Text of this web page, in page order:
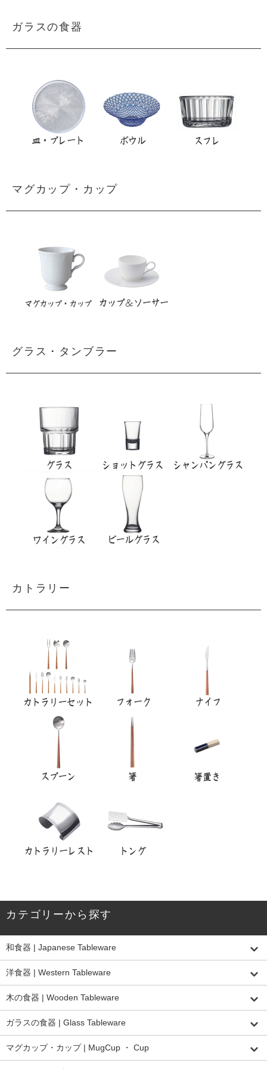
ガラスの食器
マグカップ・カップ
グラス・タンブラー
カトラリー
カテゴリーから探す
和食器 | Japanese Tableware
洋食器 | Western Tableware
木の食器 | Wooden Tableware
ガラスの食器 | Glass Tableware
マグカップ・カップ | MugCup ・ Cup